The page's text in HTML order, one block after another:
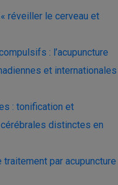
réveiller le cerveau et
: l’acupuncture
et internationales
: tonification et
distinctes en
par acupuncture